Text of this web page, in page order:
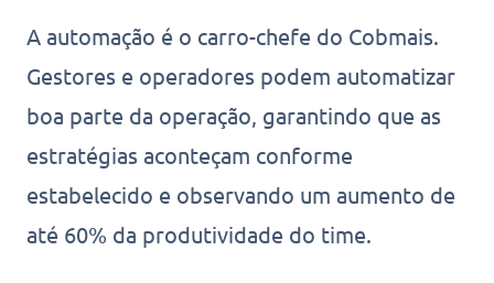
A automação é o carro-chefe do Cobmais.
Gestores e operadores podem automatizar
boa parte da operação, garantindo que as
estratégias aconteçam conforme
estabelecido e observando um aumento de
até 60% da produtividade do time.